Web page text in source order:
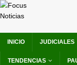
INICIO JUDICIALES
TENDENCIAS